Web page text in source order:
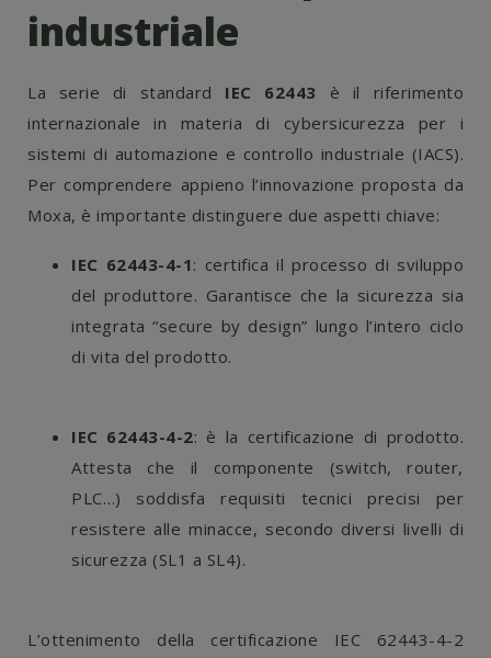
industriale
La serie di standard IEC 62443 è il riferimento
internazionale in materia di cybersicurezza per i
sistemi di automazione e controllo industriale (IACS).
Per comprendere appieno l’innovazione proposta da
Moxa, è importante distinguere due aspetti chiave:
IEC 62443-4-1: certifica il processo di sviluppo
del produttore. Garantisce che la sicurezza sia
integrata “secure by design” lungo l’intero ciclo
di vita del prodotto.
IEC 62443-4-2: è la certificazione di prodotto.
Attesta che il componente (switch, router,
PLC…) soddisfa requisiti tecnici precisi per
resistere alle minacce, secondo diversi livelli di
sicurezza (SL1 a SL4).
L’ottenimento della certificazione IEC 62443-4-2